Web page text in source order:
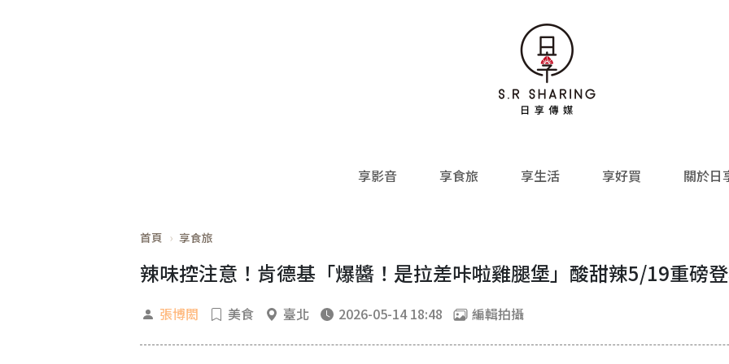
享影音 享食旅 享生活 享好買 關於日
首頁 享食旅
辣味控注意！肯德基「爆醬！是拉差咔啦雞腿堡」酸甜辣5/19重磅登
張博閎 美食 臺北 2026-05-14 18:48 編輯拍攝